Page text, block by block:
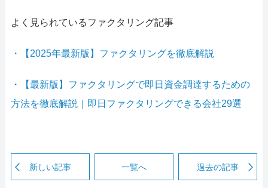
よく見られているファクタリング記事
・【2025年最新版】ファクタリングを徹底解説
・【最新版】ファクタリングで即日資金調達するための
方法を徹底解説｜即日ファクタリングできる会社29選
新しい記事 一覧へ 過去の記事